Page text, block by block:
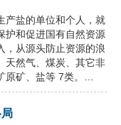
产盐的单位和个人，就
护和促进国有自然资源
，从源头防止资源的浪
天然气、煤炭、其它非
原矿、盐等 7类。…